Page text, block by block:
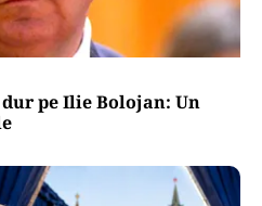
pe Ilie Bolojan: Un